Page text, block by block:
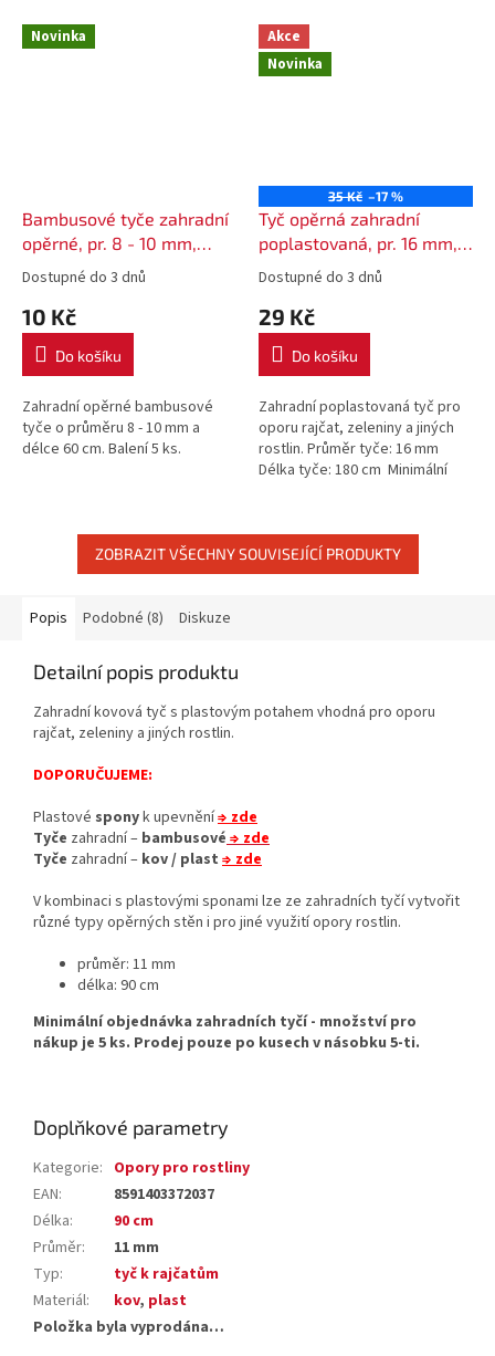
Novinka
Bambusové tyče zahradní
opěrné, pr. 8 - 10 mm,
délka 60 cm - 5 ks
Dostupné do 3 dnů
10 Kč
Do košíku
Zahradní opěrné bambusové
tyče o průměru 8 - 10 mm a
délce 60 cm. Balení 5 ks.
Akce
Novinka
35 Kč –17 %
Tyč opěrná zahradní
poplastovaná, pr. 16 mm,
délka 180 cm
Dostupné do 3 dnů
29 Kč
Do košíku
Zahradní poplastovaná tyč pro
oporu rajčat, zeleniny a jiných
rostlin. Průměr tyče: 16 mm
Délka tyče: 180 cm Minimální
ZOBRAZIT VŠECHNY SOUVISEJÍCÍ PRODUKTY
Popis Podobné (8) Diskuze
Detailní popis produktu
Zahradní kovová tyč s plastovým potahem vhodná pro oporu
rajčat, zeleniny a jiných rostlin.
DOPORUČUJEME:
Plastové sponyk upevnění⇒ zde
Tyče zahradní – bambusové ⇒ zde
Tyče zahradní – kov / plast ⇒ zde
V kombinaci s plastovými sponami lze ze zahradních tyčí vytvořit
různé typy opěrných stěn i pro jiné využití opory rostlin.
průměr: 11 mm
délka: 90 cm
Minimální objednávka zahradních tyčí - množství pro
nákup je 5 ks. Prodej pouze po kusech v násobku 5-ti.
Doplňkové parametry
Kategorie: Opory pro rostliny
EAN:
8591403372037
Délka:
90 cm
Průměr:
11 mm
Typ:
tyč k rajčatům
Materiál: kov, plast
Položka byla vyprodána…